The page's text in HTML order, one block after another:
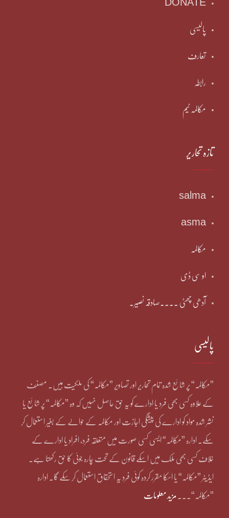
DONATE
پالیسی
تعارف
رابطہ
مکالمہ ٹیم
تازہ تحاریر
salma
asma
مکالمہ
او سی ڈی
آدھی چھٹی ۔۔۔۔صادقہ نصیر۔
پالیسی
”مکالمہ“ پر شائع شدہ تمام تحاریر اور تصاویر ”مکالمہ“ کی ملکیت ہیں۔ مصنف
کے علاوہ کسی بھی فرد یا ادارے کو یہ حق حاصل نہیں کہ وہ ”مکالمہ“ پر شائع یا
نشر شدہ مواد کو ادارے کی پیشگی اجازت اور مکالمہ کے حوالے کے بغیر استعمال کر
سکے۔ ادارہ ”مکالمہ“ ایسی کسی صورت میں متعلقہ فرد، افراد یا ادارے کے
خلاف کسی بھی ملک میں اسکے قانون کے تحت چارہ جوئی کا حق رکھتا ہے۔
ایڈیٹر ”مکالمہ“ یا اسکا مقرر کردہ کوئی فرد یہ استحقاق استعمال کر سکے گا۔ ادارہ
”مکالمہ“۔۔۔ مزید معلومات